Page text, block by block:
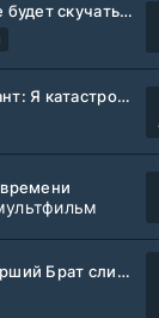
Никто не будет скучать по нам
Некромант: Я катастрофа
Мой Старший Брат слишком стабилен